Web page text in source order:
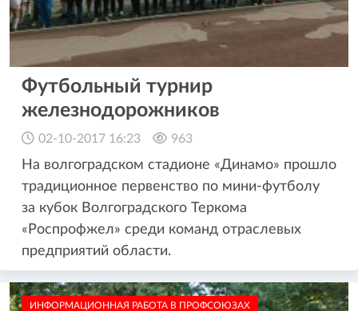
Футбольный турнир
железнодорожников
02-10-2017 16:23 963
На волгоградском стадионе «Динамо» прошло
традиционное первенство по мини-футболу
за кубок Волгоградского Теркома
«Роспрофжел» среди команд отраслевых
предприятий области.
ИНФОРМАЦИОННАЯ РАБОТА В ПРОФСОЮЗАХ